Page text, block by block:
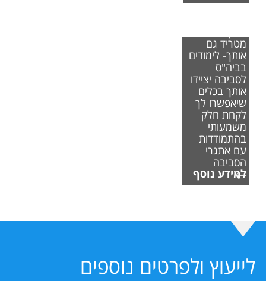
מטריד גם
אותך- לימודים
בביה"ס
לסביבה יציידו
אותך בכלים
שיאפשרו לך
לקחת חלק
משמעותי
בהתמודדות
עם אתגרי
הסביבה
למידע נוסף
לייעוץ ולפרטים נוספים